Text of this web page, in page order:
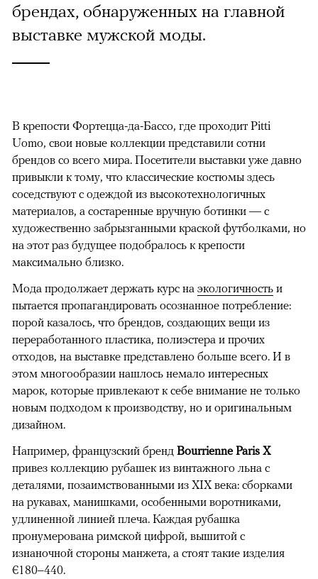
брендах, обнаруженных на главной
выставке мужской моды.
В крепости Фортецца-да-Бассо, где проходит Pitti
Uomo, свои новые коллекции представили сотни
брендов со всего мира. Посетители выставки уже давно
привыкли к тому, что классические костюмы здесь
соседствуют с одеждой из высокотехнологичных
материалов, а состаренные вручную ботинки — с
художественно забрызганными краской футболками, но
на этот раз будущее подобралось к крепости
максимально близко.
Мода продолжает держать курс на экологичность и
пытается пропагандировать осознанное потребление:
порой казалось, что брендов, создающих вещи из
переработанного пластика, полиэстера и прочих
отходов, на выставке представлено больше всего. И в
этом многообразии нашлось немало интересных
марок, которые привлекают к себе внимание не только
новым подходом к производству, но и оригинальным
дизайном.
Например, французский бренд Bourrienne Paris X
привез коллекцию рубашек из винтажного льна с
деталями, позаимствованными из XIX века: сборками
на рукавах, манишками, особенными воротниками,
удлиненной линией плеча. Каждая рубашка
пронумерована римской цифрой, вышитой с
изнаночной стороны манжета, а стоят такие изделия
€180–440.